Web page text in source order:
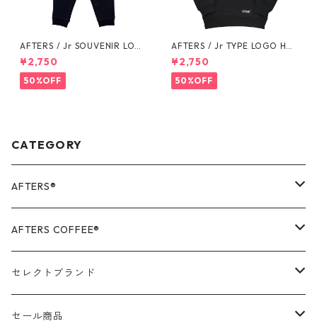
AFTERS / Jr SOUVENIR LOG
O SWEAT PANTS
¥2,750
50%OFF
AFTERS / Jr TYPE LOGO HO
ODIE
¥2,750
50%OFF
CATEGORY
AFTERS®️
OUTER
TOPS
BOTTOMS
AFTERS COFFEE®️
APPALEL / GOODS
COFFEE
セレクトブランド
MR.OLIVE
セール商品